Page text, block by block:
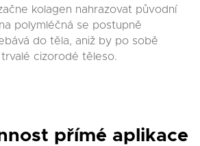
kolagen nahrazovat původní
polymléčná se postupně
do těla, aniž by po sobě
cizorodé těleso.
přímé aplikace